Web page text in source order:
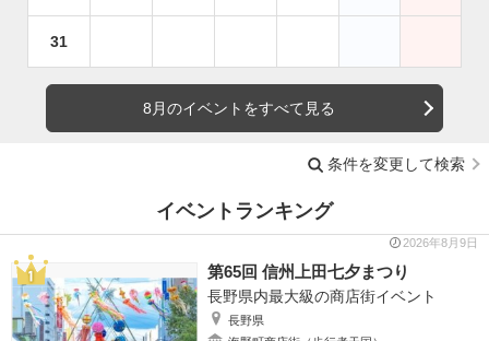
31
8月のイベントをすべて見る
条件を変更して検索
イベントランキング
2026年8月9日
第65回 信州上田七夕まつり
長野県内最大級の商店街イベント
長野県